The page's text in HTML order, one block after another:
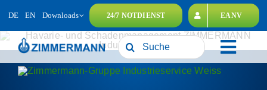
springen
DE EN Downloads 24/7 NOTDIENST EANV
Unternehmensgruppe
Suche
nach: